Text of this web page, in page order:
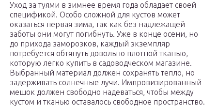
Уход за туями в зимнее время года обладает своей
спецификой. Особо сложной для кустов может
оказаться первая зима, так как без надлежащей
заботы они могут погибнуть. Уже в конце осени, но
до прихода заморозков, каждый экземпляр
потребуется обтянуть довольно плотной тканью,
которую легко купить в садоводческом магазине.
Выбранный материал должен сохранять тепло, но
задерживать солнечные лучи. Импровизированный
мешок должен свободно надеваться, чтобы между
кустом и тканью оставалось свободное пространство.